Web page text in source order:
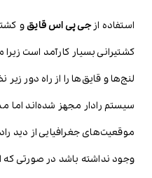
استفاده ازجی پی اس قایق و
کشتیرانی بسیار کارآمد است
لنج‌ها و قایق‌ها را از راه دور
سیستم رادار مجهز شده‌اند اما
موقعیت‌های جغرافیایی از دید